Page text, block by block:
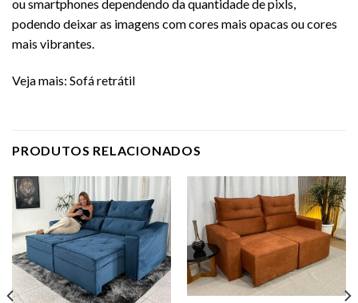
ou smartphones dependendo da quantidade de pixls,
podendo deixar as imagens com cores mais opacas ou cores
mais vibrantes.
Veja mais: Sofá retrátil
PRODUTOS RELACIONADOS